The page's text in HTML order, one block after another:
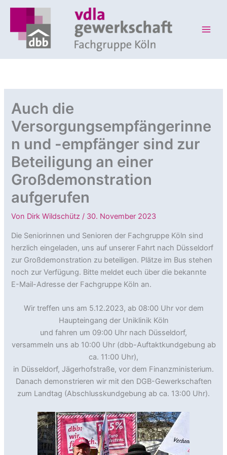
Zum
springen
Auch die
Versorgungsempfängerinne
n und -empfänger sind zur
Beteiligung an einer
Großdemonstration
aufgerufen
Von Dirk Wildschütz / 30. November 2023
Die Seniorinnen und Senioren der Fachgruppe Köln sind
herzlich eingeladen, uns auf unserer Fahrt nach Düsseldorf
zur Großdemonstration zu beteiligen. Plätze im Bus stehen
noch zur Verfügung. Bitte meldet euch über die bekannte
E-Mail-Adresse der Fachgruppe Köln an.
Wir treffen uns am 5.12.2023, ab 08:00 Uhr vor dem
Haupteingang der Uniklinik Köln
und fahren um 09:00 Uhr nach Düsseldorf,
versammeln uns ab 10:00 Uhr (dbb-Auftaktkundgebung ab
ca. 11:00 Uhr),
in Düsseldorf, Jägerhofstraße, vor dem Finanzministerium.
Danach demonstrieren wir mit den DGB-Gewerkschaften
zum Landtag (Abschlusskundgebung ab ca. 13:00 Uhr).